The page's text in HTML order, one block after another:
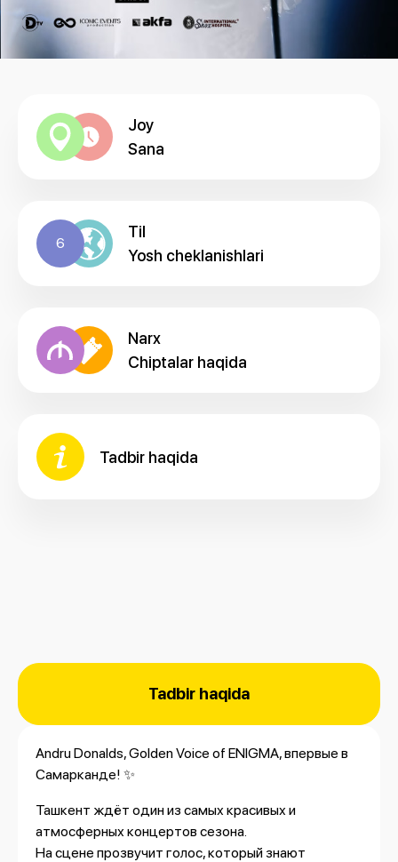
Joy
Sana
6
Til
Yosh cheklanishlari
Narx
Chiptalar haqida
Tadbir haqida
Tadbir haqida
Andru Donalds, Golden Voice of ENIGMA, впервые в
Самарканде! ✨
Ташкент ждёт один из самых красивых и
атмосферных концертов сезона.
На сцене прозвучит голос, который знают